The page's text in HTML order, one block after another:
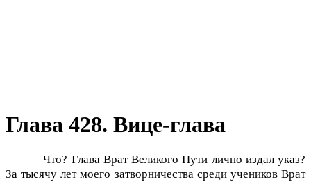
Глава 428. Вице-глава
— Что? Глава Врат Великого Пути лично издал указ?
За тысячу лет моего затворничества среди учеников Врат